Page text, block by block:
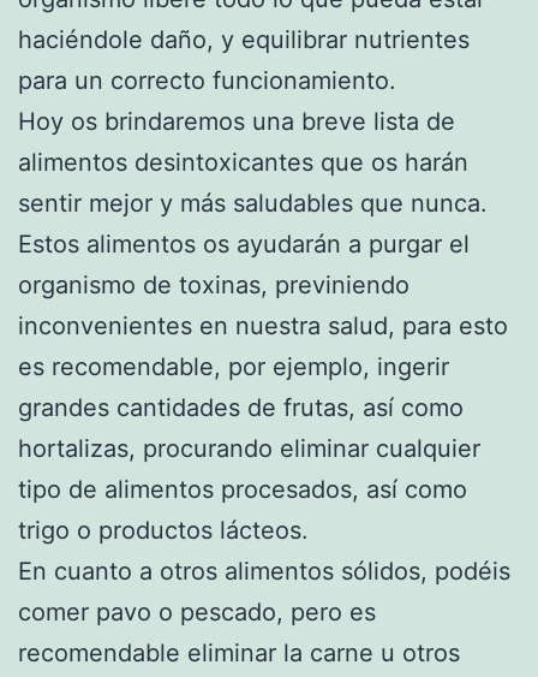
haciéndole daño, y equilibrar nutrientes
para un correcto funcionamiento.
Hoy os brindaremos una breve lista de
alimentos desintoxicantes que os harán
sentir mejor y más saludables que nunca.
Estos alimentos os ayudarán a purgar el
organismo de toxinas, previniendo
inconvenientes en nuestra salud, para esto
es recomendable, por ejemplo, ingerir
grandes cantidades de frutas, así como
hortalizas, procurando eliminar cualquier
tipo de alimentos procesados, así como
trigo o productos lácteos.
En cuanto a otros alimentos sólidos, podéis
comer pavo o pescado, pero es
recomendable eliminar la carne u otros